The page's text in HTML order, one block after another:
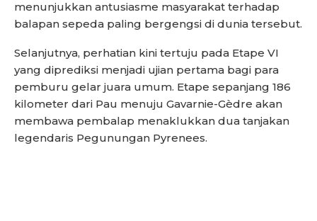
menunjukkan antusiasme masyarakat terhadap
balapan sepeda paling bergengsi di dunia tersebut.
Selanjutnya, perhatian kini tertuju pada Etape VI
yang diprediksi menjadi ujian pertama bagi para
pemburu gelar juara umum. Etape sepanjang 186
kilometer dari Pau menuju Gavarnie-Gèdre akan
membawa pembalap menaklukkan dua tanjakan
legendaris Pegunungan Pyrenees.